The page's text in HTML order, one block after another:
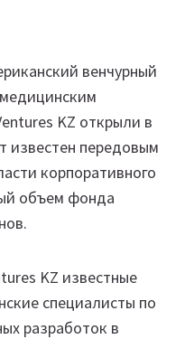
венчурный
KZ открыли в
известен передовым
корпоративного
объем фонда
KZ известные
специалисты по
разработок в